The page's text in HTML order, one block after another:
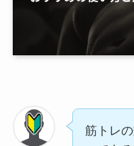
筋トレ